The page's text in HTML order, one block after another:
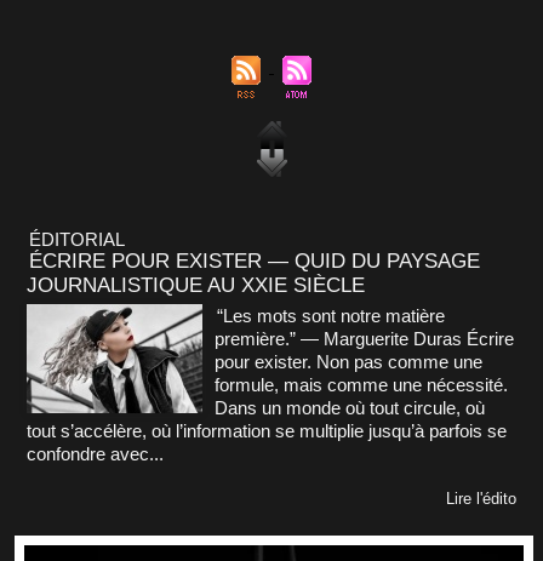
ÉDITORIAL
ÉCRIRE POUR EXISTER — QUID DU PAYSAGE
JOURNALISTIQUE AU XXIE SIÈCLE
“Les mots sont notre matière
première.” — Marguerite Duras Écrire
pour exister. Non pas comme une
formule, mais comme une nécessité.
Dans un monde où tout circule, où
tout s’accélère, où l’information se multiplie jusqu’à parfois se
confondre avec...
Lire l'édito